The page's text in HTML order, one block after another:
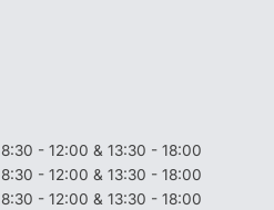
8:30 - 12:00 & 13:30 - 18:00
8:30 - 12:00 & 13:30 - 18:00
8:30 - 12:00 & 13:30 - 18:00